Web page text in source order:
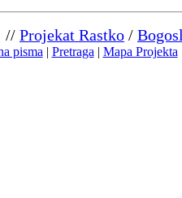
// Projekat Rastko /
pisma| Pretraga| Mapa Projekta